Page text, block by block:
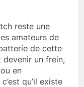
reste une
amateurs de
de cette
un frein,
en
qu’il existe